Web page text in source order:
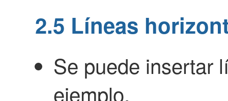
2.5 Líneas
Se puede insertar
ejemplo,